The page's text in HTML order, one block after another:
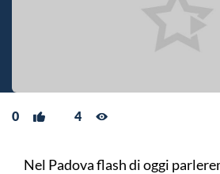
0 4
Nel Padova flash di oggi